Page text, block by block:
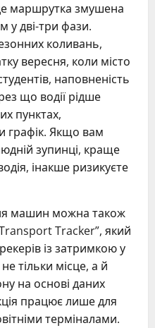
маршрутка змушена
у дві-три фази.
коливань,
вересня, коли місто
наповненість
що водії рідше
пунктах,
графік. Якщо вам
зупинці, краще
інакше ризикуєте
машин можна також
Tracker”, який
із затримкою у
тільки місце, а й
на основі даних
працює лише для
терміналами.